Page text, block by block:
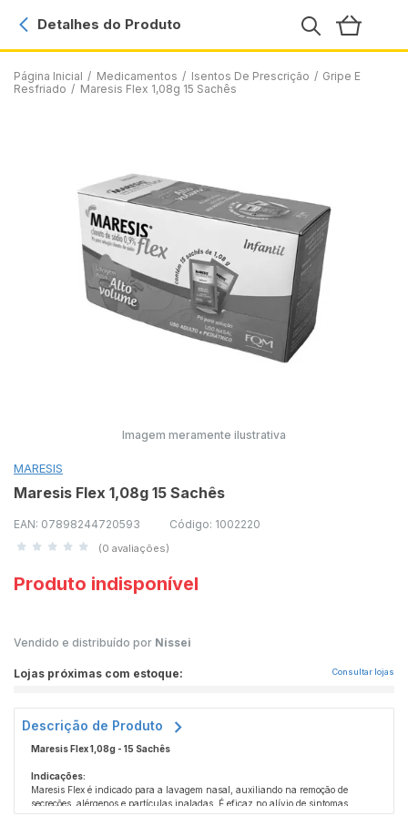
Página Inicial / Medicamentos / Isentos De Prescrição / Gripe E
Resfriado / Maresis Flex 1,08g 15 Sachês
Detalhes do Produto
Imagem meramente ilustrativa
MARESIS
Maresis Flex 1,08g 15 Sachês
EAN: 07898244720593 Código: 1002220
(0 avaliações)
Produto indisponível
Vendido e distribuído por Nissei
Lojas próximas com estoque: Consultar lojas
Descrição de Produto
Maresis Flex 1,08g - 15 Sachês
Indicações:
Maresis Flex é indicado para a lavagem nasal, auxiliando na remoção de
secreções, alérgenos e partículas inaladas. É eficaz no alívio de sintomas